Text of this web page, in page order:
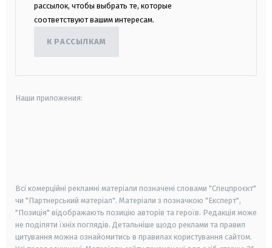
рассылок, чтобы выбрать те, которые
соответствуют вашим интересам.
К РАССЫЛКАМ
Наши приложения:
Всі комерційні рекламні матеріали позначені словами "Спецпроєкт"
чи "Партнерський матеріал". Матеріали з позначкою "Експерт",
"Позиція" відображають позицію авторів та героїв. Редакція може
не поділяти їхніх поглядів. Детальніше щодо реклами та правил
цитування можна ознайомитись в правилах користування сайтом.